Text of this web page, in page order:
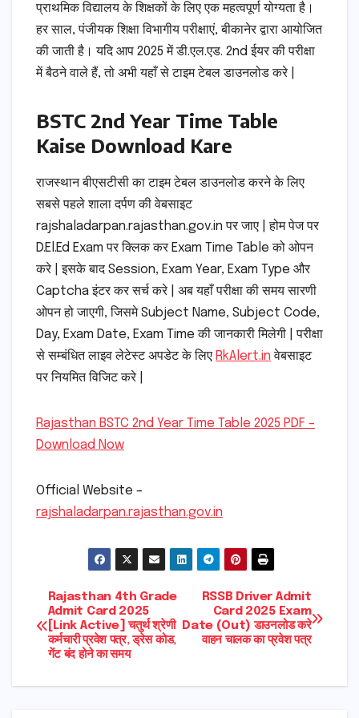
प्राथमिक विद्यालय के शिक्षकों के लिए एक महत्वपूर्ण योग्यता है।
हर साल, पंजीयक शिक्षा विभागीय परीक्षाएं, बीकानेर द्वारा आयोजित
की जाती है। यदि आप 2025 में डी.एल.एड. 2nd ईयर की परीक्षा
में बैठने वाले हैं, तो अभी यहाँ से टाइम टेबल डाउनलोड करे |
BSTC 2nd Year Time Table
Kaise Download Kare
राजस्थान बीएसटीसी का टाइम टेबल डाउनलोड करने के लिए
सबसे पहले शाला दर्पण की वेबसाइट
rajshaladarpan.rajasthan.gov.in पर जाए | होम पेज पर
D.El.Ed Exam पर क्लिक कर Exam Time Table को ओपन
करे | इसके बाद Session, Exam Year, Exam Type और
Captcha इंटर कर सर्च करे | अब यहाँ परीक्षा की समय सारणी
ओपन हो जाएगी, जिसमे Subject Name, Subject Code,
Day, Exam Date, Exam Time की जानकारी मिलेगी | परीक्षा
से सम्बंधित लाइव लेटेस्ट अपडेट के लिए RkAlert.in वेबसाइट
पर नियमित विजिट करे |
Rajasthan BSTC 2nd Year Time Table 2025 PDF –
Download Now
Official Website –
rajshaladarpan.rajasthan.gov.in
Post
navigation
RSSB Driver Admit
Card 2025 Exam
Date (Out) डाउनलोड करे
वाहन चालक का प्रवेश पत्र
Rajasthan 4th Grade
Admit Card 2025
[Link Active] चतुर्थ श्रेणी
कर्मचारी प्रवेश पत्र, ड्रेस कोड,
गेंट बंद होने का समय